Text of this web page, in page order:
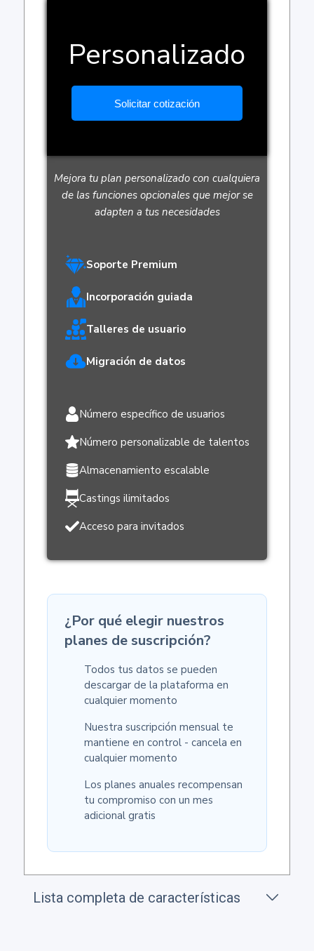
Personalizado
Solicitar cotización
Mejora tu plan personalizado con cualquiera
de las funciones opcionales que mejor se
adapten a tus necesidades
Soporte Premium
Incorporación guiada
Talleres de usuario
Migración de datos
Número específico de usuarios
Número personalizable de talentos
Almacenamiento escalable
Castings ilimitados
Acceso para invitados
¿Por qué elegir nuestros
planes de suscripción?
Todos tus datos se pueden
descargar de la plataforma en
cualquier momento
Nuestra suscripción mensual te
mantiene en control - cancela en
cualquier momento
Los planes anuales recompensan
tu compromiso con un mes
adicional gratis
Lista completa de características